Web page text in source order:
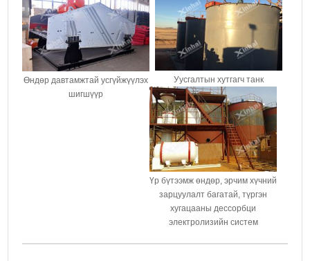
Өндөр давтамжтай усгүйжүүлэх
шигшүүр
Уусгалтын хутгагч танк
Үр бүтээмж өндөр, эрчим хүчний
зарцуулалт багатай, түргэн
хугацааны дессорбци
электролизийн систем